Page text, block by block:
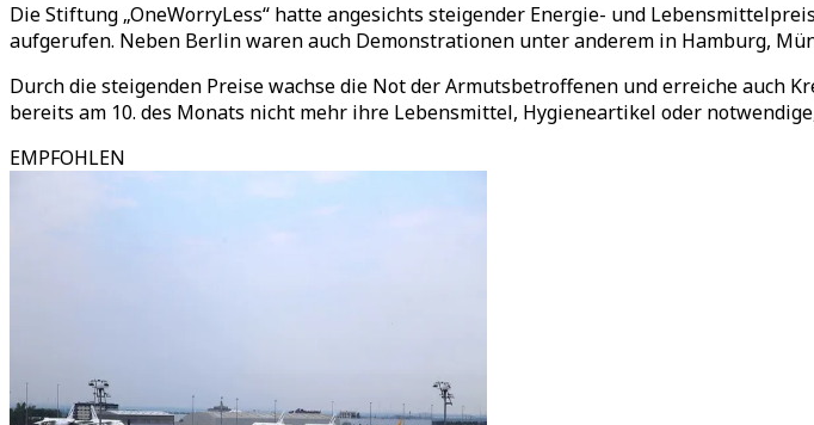
Die Stiftung „OneWorryLess“ hatte angesichts steigender Energie- und
aufgerufen. Neben Berlin waren auch Demonstrationen unter anderem in Hamburg,
Durch die steigenden Preise wachse die Not der Armutsbetroffenen und erreiche auch
bereits am 10. des Monats nicht mehr ihre Lebensmittel, Hygieneartikel oder
EMPFOHLEN